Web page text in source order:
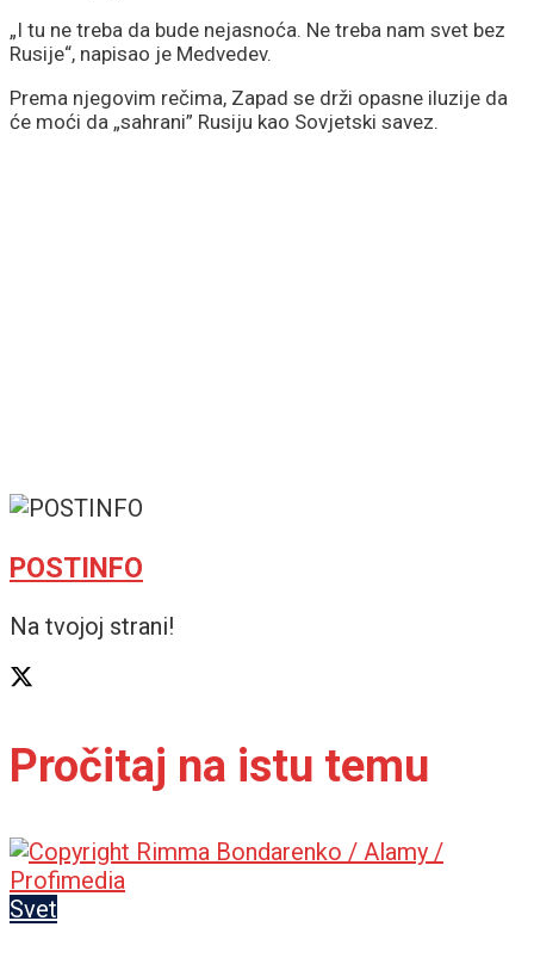
„I tu ne treba da bude nejasnoća. Ne treba nam svet bez
Rusije“, napisao je Medvedev.
Prema njegovim rečima, Zapad se drži opasne iluzije da
će moći da „sahrani” Rusiju kao Sovjetski savez.
POSTINFO
Na tvojoj strani!
Pročitaj na istu temu
Svet